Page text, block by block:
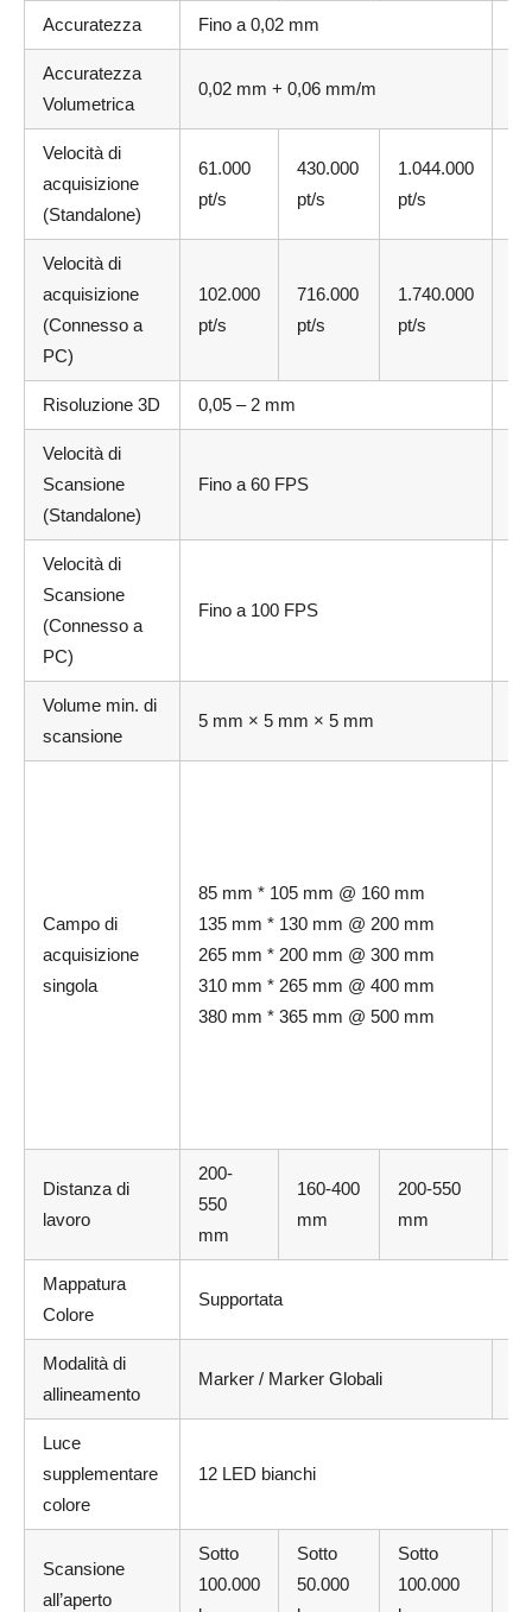
Accuratezza Fino a 0,02 mm
Accuratezza
Volumetrica
0,02 mm + 0,06 mm/m
Velocità di
acquisizione
(Standalone)
61.000
pt/s
430.000
pt/s
1.044.000
pt/s
Velocità di
acquisizione
(Connesso a
PC)
102.000
pt/s
716.000
pt/s
1.740.000
pt/s
Risoluzione 3D 0,05 – 2 mm
Velocità di
Scansione
(Standalone)
Fino a 60 FPS
Velocità di
Scansione
(Connesso a
PC)
Fino a 100 FPS
Volume min. di
scansione
5 mm × 5 mm × 5 mm
Campo di
acquisizione
singola
85 mm * 105 mm @ 160 mm
135 mm * 130 mm @ 200 mm
265 mm * 200 mm @ 300 mm
310 mm * 265 mm @ 400 mm
380 mm * 365 mm @ 500 mm
Distanza di
lavoro
200-
550
mm
160-400
mm
200-550
mm
Mappatura
Colore
Supportata
Modalità di
allineamento
Marker / Marker Globali
Luce
supplementare
colore
12 LED bianchi
Scansione
all’aperto
Sotto
100.000
Sotto
50.000
Sotto
100.000